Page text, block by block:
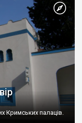
Кримських палаців.